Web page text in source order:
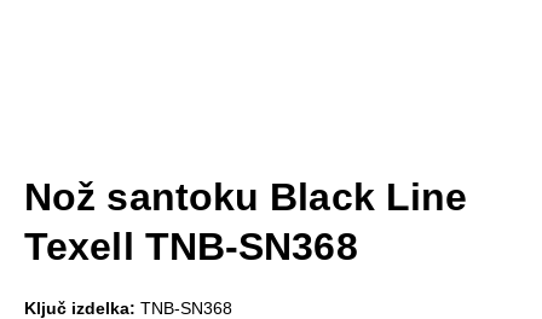
Nož santoku Black Line
Texell TNB-SN368
Ključ izdelka: TNB-SN368